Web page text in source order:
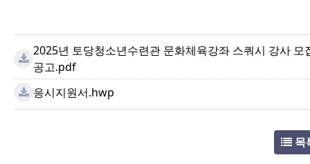
2025년 토당청소년수련관 문화체육강좌 스쿼시 강사 모
공고.pdf
응시지원서.hwp
목